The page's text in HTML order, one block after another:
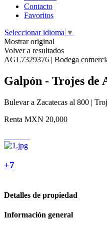
Contacto
Favoritos
Seleccionar idioma ▼
Mostrar original
Volver a resultados
AGL7329376 | Bodega
Galpón - Trojes de
Bulevar a Zacatecas al 800 |
Renta MXN 20,000
+7
Detalles de propiedad
Información general